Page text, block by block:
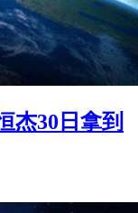
杰30日拿到